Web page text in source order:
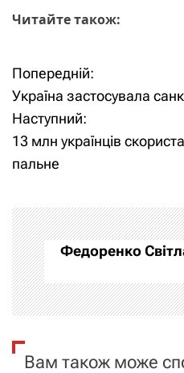
Читайте також:
Н
а
в
г
а
ц
і
я
Попередній:
Україна застосувала
Наступний:
13 млн українців
пальне
Федоренко
Вам також може